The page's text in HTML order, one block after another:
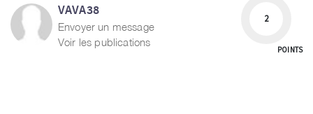
VAVA38
Envoyer un message
Voir les publications
2
POINTS